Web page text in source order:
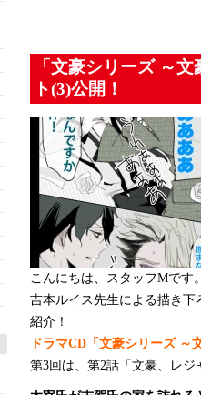
「文豪シリーズ ～
ト(3)公開！
こんにちは、スタッフMです
吉本ルイス先生による描き
紹介！
ドラマCD「文豪シリーズ
第3回は、第2話「文豪、レ